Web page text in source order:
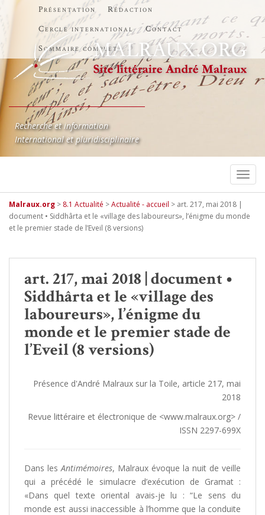
Présentation
Rédaction
Cercle international
Contact
Sommaire complet
Recherche et information
International et pluridisciplinaire
Malraux.org > 8.1 Actualité >Actualité - accueil > art. 217, mai 2018 |
document • Siddhârta et le «village des laboureurs», l’énigme du monde
et le premier stade de l’Eveil (8 versions)
art. 217, mai 2018 | document •
Siddhârta et le «village des
laboureurs», l’énigme du
monde et le premier stade de
l’Eveil (8 versions)
Présence d'André Malraux sur la Toile, article 217, mai
2018
Revue littéraire et électronique de <www.malraux.org> /
ISSN 2297-699X
Dans lesAntimémoires, Malraux évoque la nuit de veille
qui a précédé le simulacre d’exécution de Gramat :
«Dans quel texte oriental avais-je lu : “Le sens du
monde est aussi inaccessible à l’homme que la conduite